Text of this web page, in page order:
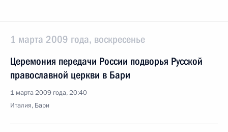
1 марта 2009 года, воскресенье
Церемония передачи России подворья Русской
православной церкви в Бари
1 марта 2009 года, 20:40
Италия, Бари